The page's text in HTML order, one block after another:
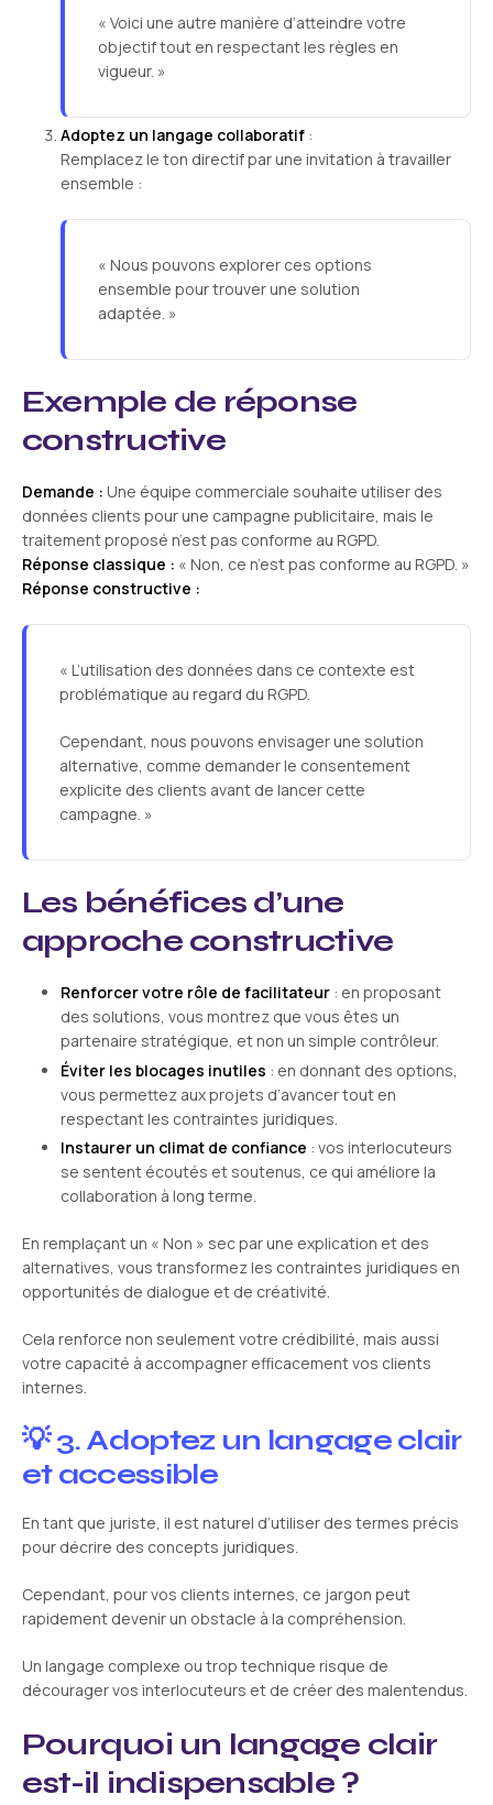
« Voici une autre manière d’atteindre votre
objectif tout en respectant les règles en
vigueur. »
Adoptez un langage collaboratif :
Remplacez le ton directif par une invitation à travailler
ensemble :
« Nous pouvons explorer ces options
ensemble pour trouver une solution
adaptée. »
Exemple de réponse
constructive
Demande : Une équipe commerciale souhaite utiliser des
données clients pour une campagne publicitaire, mais le
traitement proposé n’est pas conforme au RGPD.
Réponse classique : « Non, ce n’est pas conforme au RGPD. »
Réponse constructive :
« L’utilisation des données dans ce contexte est
problématique au regard du RGPD.
Cependant, nous pouvons envisager une solution
alternative, comme demander le consentement
explicite des clients avant de lancer cette
campagne. »
Les bénéfices d’une
approche constructive
Renforcer votre rôle de facilitateur : en proposant
des solutions, vous montrez que vous êtes un
partenaire stratégique, et non un simple contrôleur.
Éviter les blocages inutiles : en donnant des options,
vous permettez aux projets d’avancer tout en
respectant les contraintes juridiques.
Instaurer un climat de confiance : vos interlocuteurs
se sentent écoutés et soutenus, ce qui améliore la
collaboration à long terme.
En remplaçant un « Non » sec par une explication et des
alternatives, vous transformez les contraintes juridiques en
opportunités de dialogue et de créativité.
Cela renforce non seulement votre crédibilité, mais aussi
votre capacité à accompagner efficacement vos clients
internes.
💡 3. Adoptez un langage clair
et accessible
En tant que juriste, il est naturel d’utiliser des termes précis
pour décrire des concepts juridiques.
Cependant, pour vos clients internes, ce jargon peut
rapidement devenir un obstacle à la compréhension.
Un langage complexe ou trop technique risque de
décourager vos interlocuteurs et de créer des malentendus.
Pourquoi un langage clair
est-il indispensable ?